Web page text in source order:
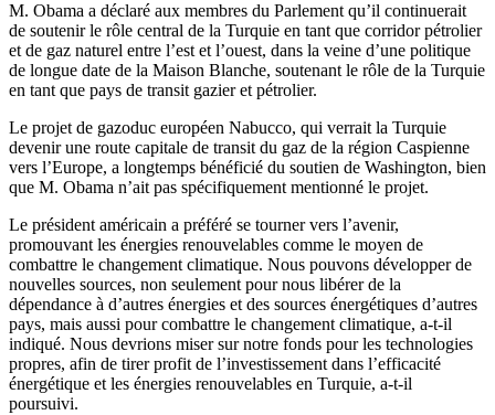
M. Obama a déclaré aux membres du Parlement qu’il continuerait
de soutenir le rôle central de la Turquie en tant que corridor pétrolier
et de gaz naturel entre l’est et l’ouest, dans la veine d’une politique
de longue date de la Maison Blanche, soutenant le rôle de la Turquie
en tant que pays de transit gazier et pétrolier.
Le projet de gazoduc européen Nabucco, qui verrait la Turquie
devenir une route capitale de transit du gaz de la région Caspienne
vers l’Europe, a longtemps bénéficié du soutien de Washington, bien
que M. Obama n’ait pas spécifiquement mentionné le projet.
Le président américain a préféré se tourner vers l’avenir,
promouvant les énergies renouvelables comme le moyen de
combattre le changement climatique. Nous pouvons développer de
nouvelles sources, non seulement pour nous libérer de la
dépendance à d’autres énergies et des sources énergétiques d’autres
pays, mais aussi pour combattre le changement climatique, a-t-il
indiqué. Nous devrions miser sur notre fonds pour les technologies
propres, afin de tirer profit de l’investissement dans l’efficacité
énergétique et les énergies renouvelables en Turquie, a-t-il
poursuivi.